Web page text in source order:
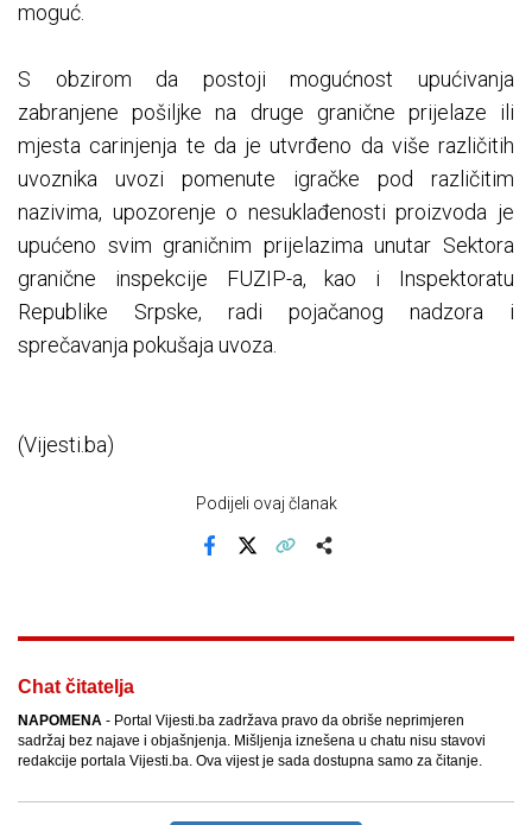
moguć.
S obzirom da postoji mogućnost upućivanja
zabranjene pošiljke na druge granične prijelaze ili
mjesta carinjenja te da je utvrđeno da više različitih
uvoznika uvozi pomenute igračke pod različitim
nazivima, upozorenje o nesuklađenosti proizvoda je
upućeno svim graničnim prijelazima unutar Sektora
granične inspekcije FUZIP-a, kao i Inspektoratu
Republike Srpske, radi pojačanog nadzora i
sprečavanja pokušaja uvoza.
(Vijesti.ba)
Podijeli ovaj članak
Chat čitatelja
NAPOMENA - Portal Vijesti.ba zadržava pravo da obriše neprimjeren
sadržaj bez najave i objašnjenja. Mišljenja iznešena u chatu nisu stavovi
redakcije portala Vijesti.ba. Ova vijest je sada dostupna samo za čitanje.